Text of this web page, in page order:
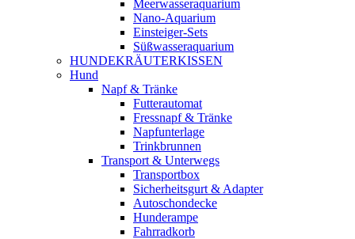
Meerwasseraquarium
Nano-Aquarium
Einsteiger-Sets
Süßwasseraquarium
HUNDEKRÄUTERKISSEN
Hund
Napf & Tränke
Futterautomat
Fressnapf & Tränke
Napfunterlage
Trinkbrunnen
Transport & Unterwegs
Transportbox
Sicherheitsgurt & Adapter
Autoschondecke
Hunderampe
Fahrradkorb